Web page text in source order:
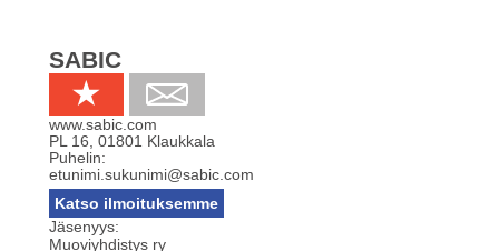
SABIC
www.sabic.com
PL 16 01801 Klaukkala
Puhelin:
etunimi.sukunimi@sabic.com
Katso ilmoituksemme
Jäsenyys:
Muoviyhdistys ry